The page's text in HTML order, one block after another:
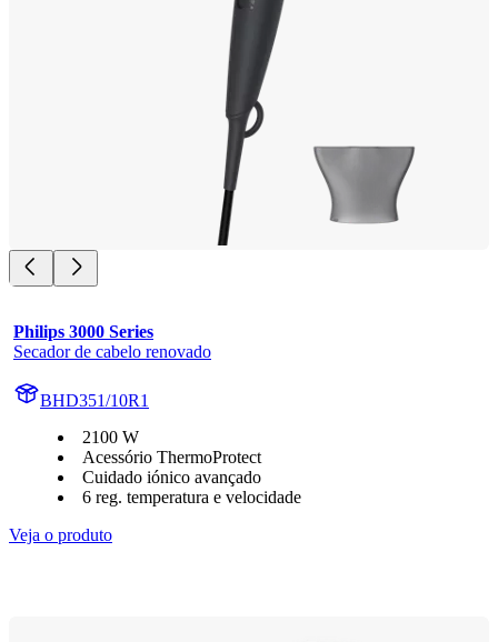
Philips 3000 Series
Secador de cabelo renovado
BHD351/10R1
2100 W
Acessório ThermoProtect
Cuidado iónico avançado
6 reg. temperatura e velocidade
Veja o produto